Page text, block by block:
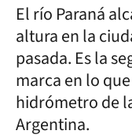
El río Paraná
altura en la
pasada. Es la
marca en lo
hidrómetro de
Argentina.